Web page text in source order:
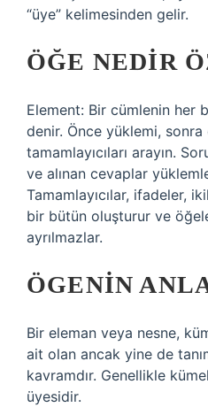
“üye” kelimesinden gelir.
ÖĞE NEDIR
Element: Bir cümlenin her
denir. Önce yüklemi,
tamamlayıcıları arayın.
ve alınan cevaplar
Tamamlayıcılar, ifadeler,
bir bütün oluşturur ve
ayrılmazlar.
ÖGENIN
Bir eleman veya nesne,
ait olan ancak yine de
kavramdır. Genellikle
üyesidir.